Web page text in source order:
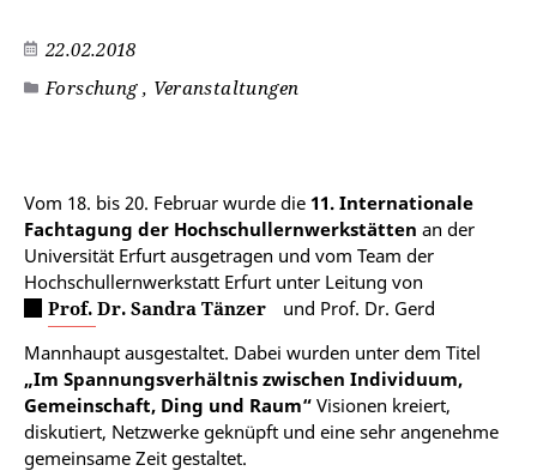
22.02.2018
Forschung , Veranstaltungen
Vom 18. bis 20. Februar wurde die 11. Internationale
Fachtagung der Hochschullernwerkstätten an der
Universität Erfurt ausgetragen und vom Team der
Hochschullernwerkstatt Erfurt unter Leitung von
Prof. Dr. Sandra Tänzer
und Prof. Dr. Gerd
Mannhaupt ausgestaltet. Dabei wurden unter dem Titel
„Im Spannungsverhältnis zwischen Individuum,
Gemeinschaft, Ding und Raum“ Visionen kreiert,
diskutiert, Netzwerke geknüpft und eine sehr angenehme
gemeinsame Zeit gestaltet.